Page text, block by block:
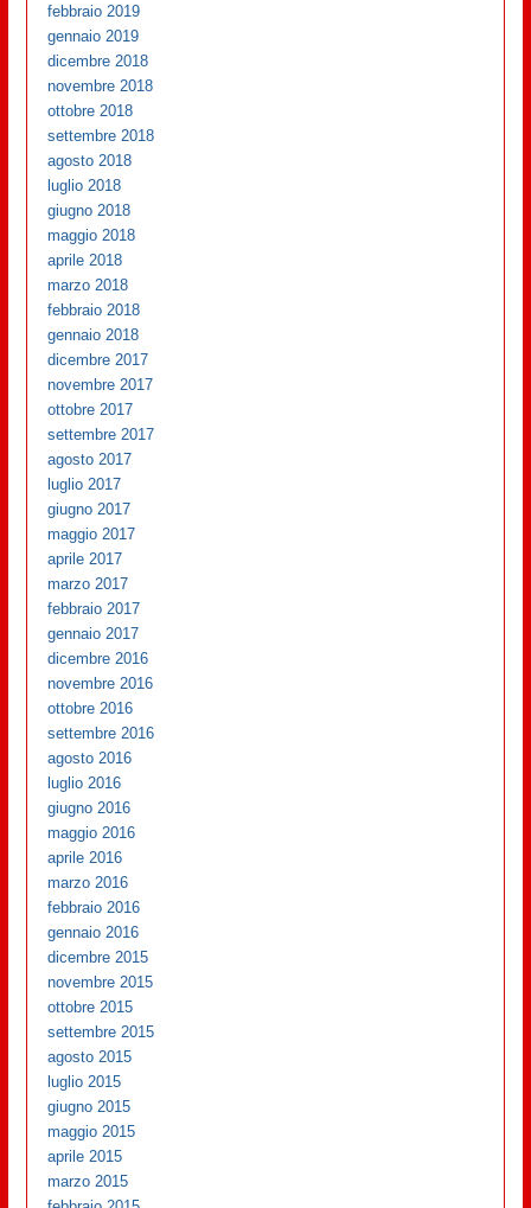
febbraio 2019
gennaio 2019
dicembre 2018
novembre 2018
ottobre 2018
settembre 2018
agosto 2018
luglio 2018
giugno 2018
maggio 2018
aprile 2018
marzo 2018
febbraio 2018
gennaio 2018
dicembre 2017
novembre 2017
ottobre 2017
settembre 2017
agosto 2017
luglio 2017
giugno 2017
maggio 2017
aprile 2017
marzo 2017
febbraio 2017
gennaio 2017
dicembre 2016
novembre 2016
ottobre 2016
settembre 2016
agosto 2016
luglio 2016
giugno 2016
maggio 2016
aprile 2016
marzo 2016
febbraio 2016
gennaio 2016
dicembre 2015
novembre 2015
ottobre 2015
settembre 2015
agosto 2015
luglio 2015
giugno 2015
maggio 2015
aprile 2015
marzo 2015